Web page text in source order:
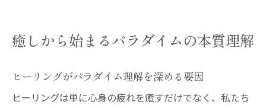
癒しから始まるパラダイムの本質理解
ヒーリングがパラダイム理解を深める要因
ヒーリングは単に心身の疲れを癒すだけでなく、私たち